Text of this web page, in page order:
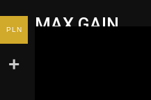
MAX GAIN
PLN